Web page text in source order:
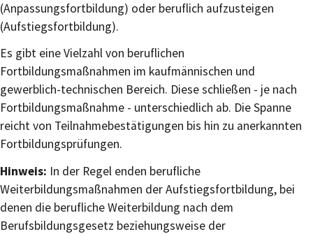
(Anpassungsfortbildung) oder beruflich aufzusteigen
(Aufstiegsfortbildung).
Es gibt eine Vielzahl von beruflichen
Fortbildungsmaßnahmen im kaufmännischen und
gewerblich-technischen Bereich. Diese schließen - je nach
Fortbildungsmaßnahme - unterschiedlich ab. Die Spanne
reicht von Teilnahmebestätigungen bis hin zu anerkannten
Fortbildungsprüfungen.
Hinweis: In der Regel enden berufliche
Weiterbildungsmaßnahmen der Aufstiegsfortbildung, bei
denen die berufliche Weiterbildung nach dem
Berufsbildungsgesetz beziehungsweise der